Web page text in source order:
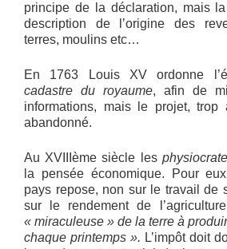
principe de la déclaration, mais
description de l’origine des
terres, moulins etc…
En 1763 Louis XV ordonne
cadastre du royaume, afin de
informations, mais le projet, trop
abandonné.
Au XVIIIème siècle les
la pensée économique. Pour
pays repose, non sur le travail de
sur le rendement de
« miraculeuse » de la terre à
chaque printemps ». L’impôt doit